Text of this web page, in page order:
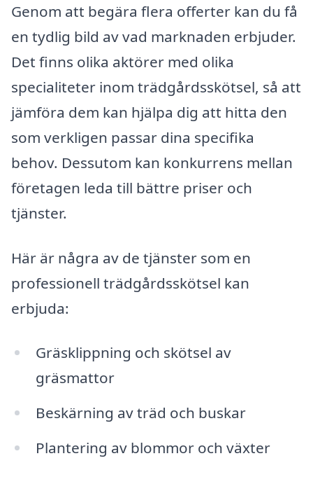
Genom att begära flera offerter kan du få
en tydlig bild av vad marknaden erbjuder.
Det finns olika aktörer med olika
specialiteter inom trädgårdsskötsel, så att
jämföra dem kan hjälpa dig att hitta den
som verkligen passar dina specifika
behov. Dessutom kan konkurrens mellan
företagen leda till bättre priser och
tjänster.
Här är några av de tjänster som en
professionell trädgårdsskötsel kan
erbjuda:
Gräsklippning och skötsel av
gräsmattor
Beskärning av träd och buskar
Plantering av blommor och växter